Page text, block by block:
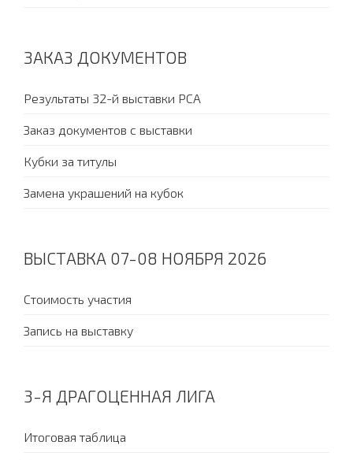
ЗАКАЗ ДОКУМЕНТОВ
Результаты 32-й выставки PCA
Заказ документов с выставки
Кубки за титулы
Замена украшений на кубок
ВЫСТАВКА 07-08 НОЯБРЯ 2026
Стоимость участия
Запись на выставку
3-Я ДРАГОЦЕННАЯ ЛИГА
Итоговая таблица